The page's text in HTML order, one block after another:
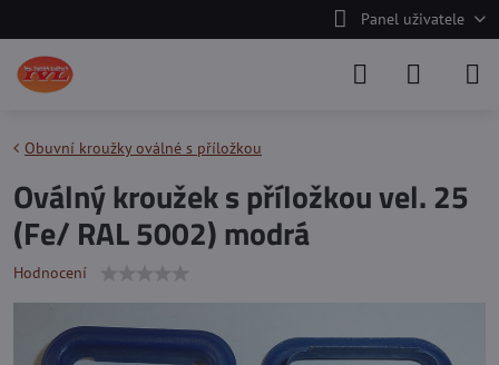
Panel uživatele
Obuvní kroužky oválné s příložkou
Oválný kroužek s příložkou vel. 25
(Fe/ RAL 5002) modrá
Hodnocení